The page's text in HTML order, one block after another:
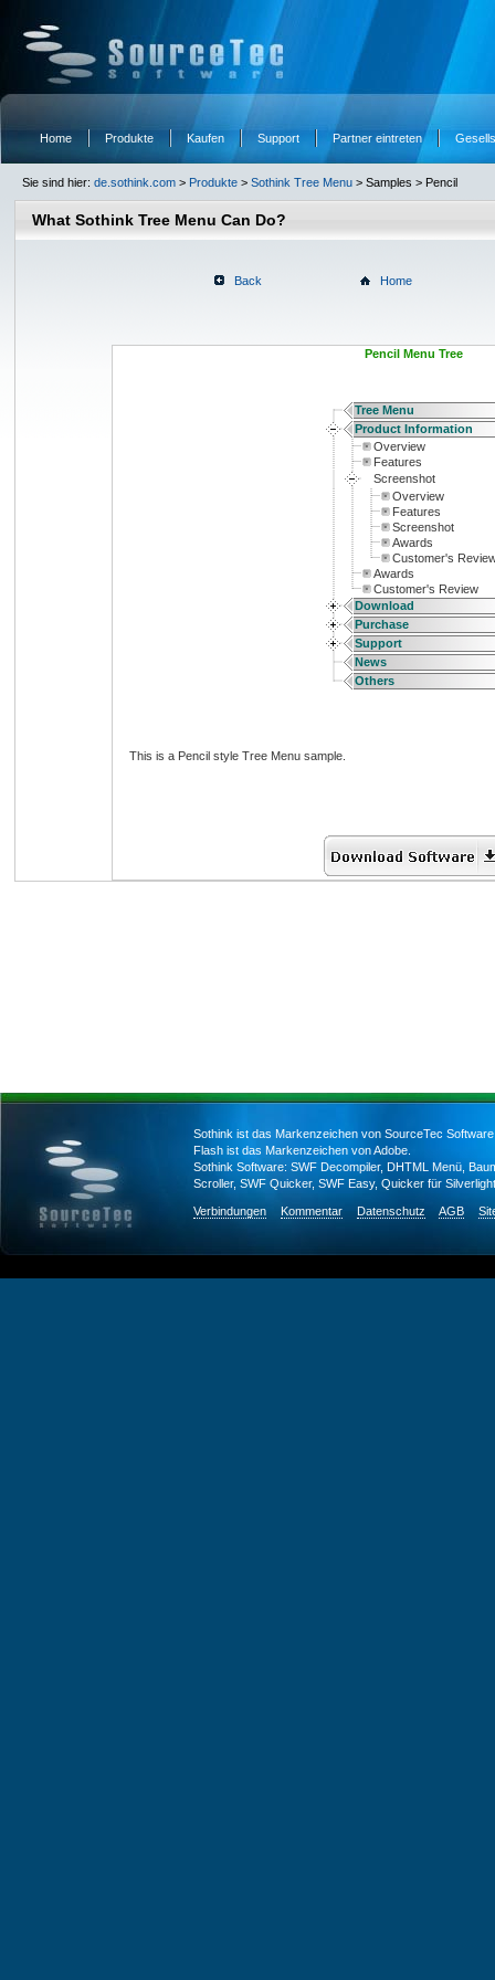
Home Produkte Kaufen Support Partner eintreten
Sie sind hier: de.sothink.com > Produkte > Sothink Tree Menu > Samples > Pencil
What Sothink Tree Menu Can Do?
Back Home
Pencil Menu Tree
Tree Menu
Product Information
Overview
Features
Screenshot
Overview
Features
Screenshot
Awards
Customer's
Awards
Customer's Review
Download
Purchase
Support
News
Others
This is a Pencil style Tree Menu sample.
Sothink ist das Markenzeichen von SourceTec
Flash ist das Markenzeichen von Adobe.
Sothink Software: SWF Decompiler, DHTML Menü,
Scroller, SWF Quicker, SWF Easy, Quicker für
Verbindungen Kommentar Datenschutz AGB